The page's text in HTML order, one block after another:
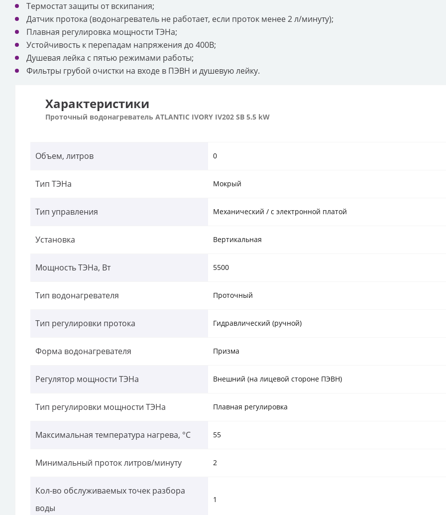
Термостат защиты от вскипания;
Датчик протока (водонагреватель не работает, если проток менее 2 л/минуту);
Плавная регулировка мощности ТЭНа;
Устойчивость к перепадам напряжения до 400В;
Душевая лейка с пятью режимами работы;
Фильтры грубой очистки на входе в ПЭВН и душевую лейку.
Характеристики
Проточный водонагреватель ATLANTIC IVORY IV202 SB 5.5 kW
Объем, литров 0
Тип ТЭНа Мокрый
Тип управления Механический / с электронной платой
Установка Вертикальная
Мощность ТЭНа, Вт 5500
Тип водонагревателя Проточный
Тип регулировки протока Гидравлический (ручной)
Форма водонагревателя Призма
Регулятор мощности ТЭНа Внешний (на лицевой стороне ПЭВН)
Тип регулировки мощности ТЭНа Плавная регулировка
Максимальная температура нагрева, °С 55
Минимальный проток литров/минуту 2
Кол-во обслуживаемых точек разбора
воды
1